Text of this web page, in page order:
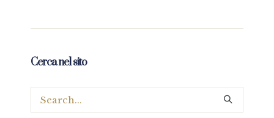
Cerca nel sito